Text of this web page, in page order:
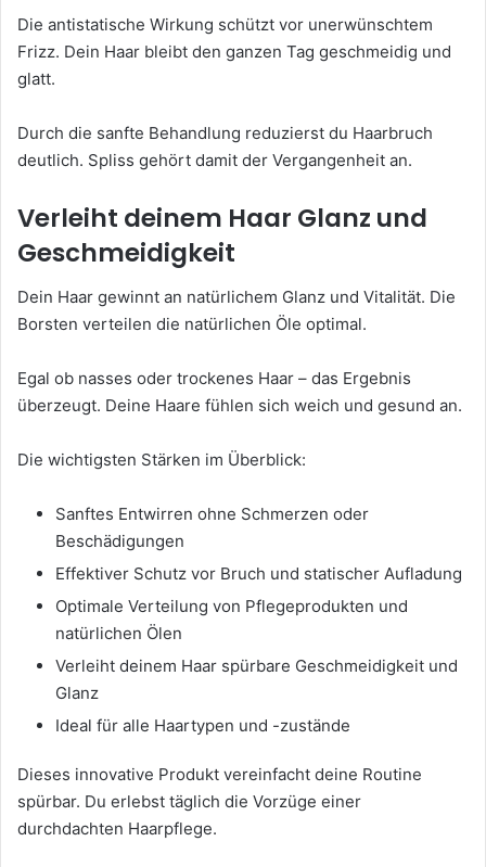
Die antistatische Wirkung schützt vor unerwünschtem
Frizz. Dein Haar bleibt den ganzen Tag geschmeidig und
glatt.
Durch die sanfte Behandlung reduzierst du Haarbruch
deutlich. Spliss gehört damit der Vergangenheit an.
Verleiht deinem Haar Glanz und
Geschmeidigkeit
Dein Haar gewinnt an natürlichem Glanz und Vitalität. Die
Borsten verteilen die natürlichen Öle optimal.
Egal ob nasses oder trockenes Haar – das Ergebnis
überzeugt. Deine Haare fühlen sich weich und gesund an.
Die wichtigsten Stärken im Überblick:
Sanftes Entwirren ohne Schmerzen oder
Beschädigungen
Effektiver Schutz vor Bruch und statischer Aufladung
Optimale Verteilung von Pflegeprodukten und
natürlichen Ölen
Verleiht deinem Haar spürbare Geschmeidigkeit und
Glanz
Ideal für alle Haartypen und -zustände
Dieses innovative Produkt vereinfacht deine Routine
spürbar. Du erlebst täglich die Vorzüge einer
durchdachten Haarpflege.